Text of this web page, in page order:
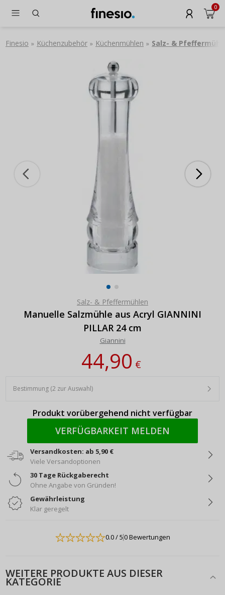
0
Finesio » Küchenzubehör » Küchenmühlen » Salz- &
Salz- & Pfeffermühlen
Manuelle Salzmühle aus Acryl GIANNINI
PILLAR 24 cm
Giannini
44,90€
Bestimmung (2 zur Auswahl)
Produkt vorübergehend nicht verfügbar
VERFÜGBARKEIT MELDEN
Versandkosten: ab 5,90 €
Viele Versandoptionen
30 Tage Rückgaberecht
Ohne Angabe von Gründen!
Gewährleistung
Klar geregelt
0.0/ 50 Bewertungen
WEITERE PRODUKTE AUS DIESER
KATEGORIE